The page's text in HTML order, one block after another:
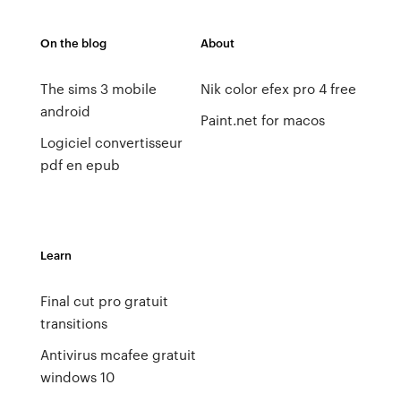
On the blog
The sims 3 mobile
android
Logiciel convertisseur
pdf en epub
About
Nik color efex pro 4 free
Paint.net for macos
Learn
Final cut pro gratuit
transitions
Antivirus mcafee gratuit
windows 10